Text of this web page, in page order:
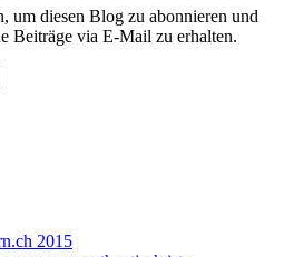
um diesen Blog zu abonnieren und
Beiträge via E-Mail zu erhalten.
2015